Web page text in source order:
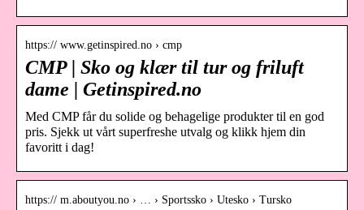
https:// www.getinspired.no › cmp
CMP | Sko og klær til tur og friluft
dame | Getinspired.no
Med CMP får du solide og behagelige produkter til en god
pris. Sjekk ut vårt superfreshe utvalg og klikk hjem din
favoritt i dag!
https:// m.aboutyou.no › … › Sportssko › Utesko › Tursko